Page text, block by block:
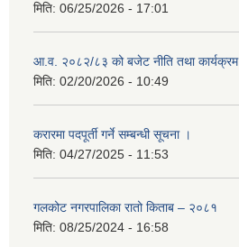
मिति: 06/25/2026 - 17:01
आ.व. २०८२/८३ को बजेट नीति तथा कार्यक्रम
मिति: 02/20/2026 - 10:49
करारमा पदपूर्ती गर्ने सम्बन्धी सूचना ।
मिति: 04/27/2025 - 11:53
गलकोट नगरपालिका रातो किताब – २०८१
मिति: 08/25/2024 - 16:58